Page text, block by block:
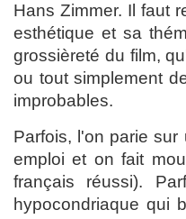
Hans Zimmer. Il faut
esthétique et sa
grossièreté du film,
ou tout simplement
improbables.
Parfois, l'on parie
emploi et on fait
français réussi).
hypocondriaque qui